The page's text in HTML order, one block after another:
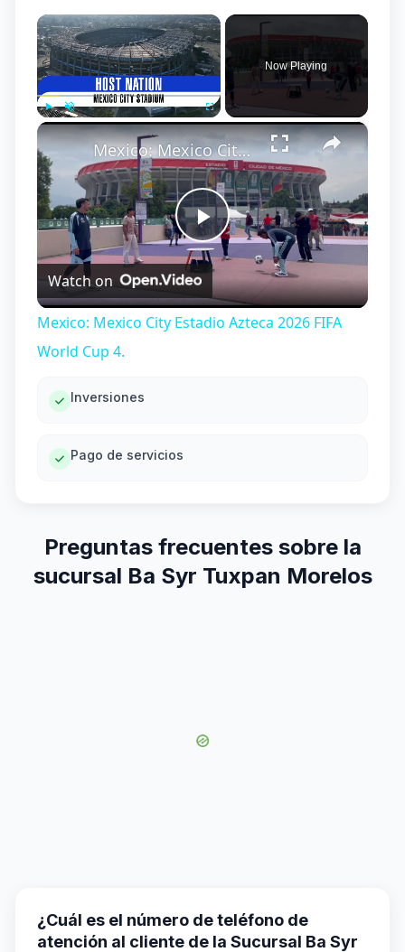
×
Play Unmute Fullscreen
Now Playing
×
Play
Video
Mexico: Mexico City Estadio Azteca 2026 FIFA World Cup 4.
Watch on
Mexico: Mexico City Estadio Azteca 2026 FIFA
World Cup 4.
Inversiones
Pago de servicios
Preguntas frecuentes sobre la
sucursal Ba Syr Tuxpan Morelos
¿Cuál es el número de teléfono de
atención al cliente de la Sucursal Ba Syr